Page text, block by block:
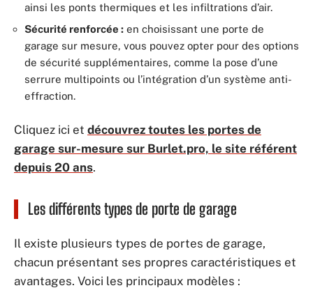
ainsi les ponts thermiques et les infiltrations d’air.
Sécurité renforcée : en choisissant une porte de
garage sur mesure, vous pouvez opter pour des options
de sécurité supplémentaires, comme la pose d’une
serrure multipoints ou l’intégration d’un système anti-
effraction.
Cliquez ici et découvrez toutes les portes de
garage sur-mesure sur Burlet.pro, le site référent
depuis 20 ans.
Les différents types de porte de garage
Il existe plusieurs types de portes de garage,
chacun présentant ses propres caractéristiques et
avantages. Voici les principaux modèles :